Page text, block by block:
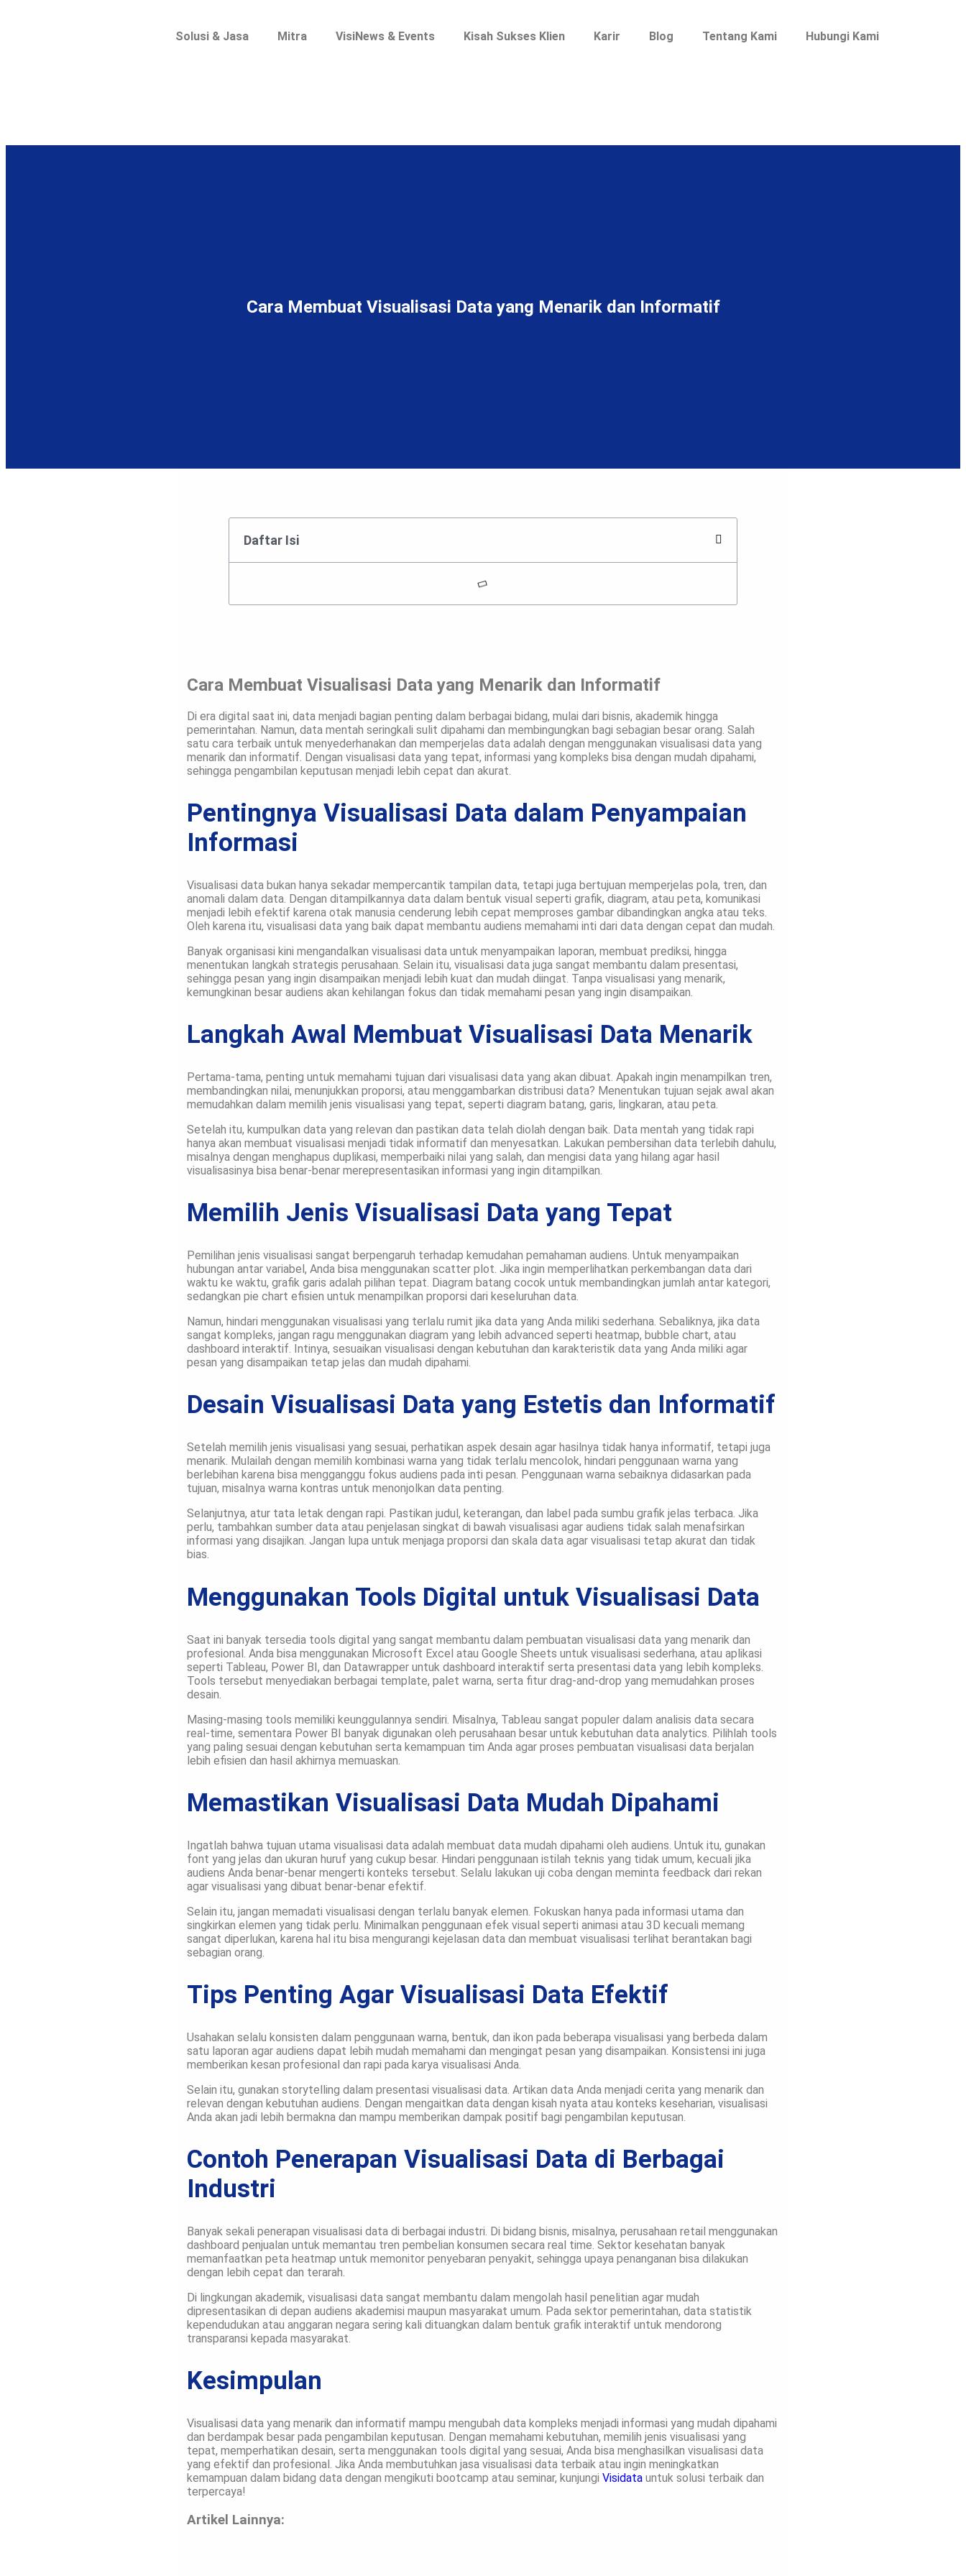
Solusi & Jasa Mitra VisiNews & Events Kisah Sukses Klien Karir Blog Tentang Kami Hubungi Kami
Cara Membuat Visualisasi Data yang Menarik dan Informatif
Daftar Isi
Cara Membuat Visualisasi Data yang Menarik dan Informatif
Di era digital saat ini, data menjadi bagian penting dalam berbagai bidang, mulai dari bisnis, akademik hingga
pemerintahan. Namun, data mentah seringkali sulit dipahami dan membingungkan bagi sebagian besar orang. Salah
satu cara terbaik untuk menyederhanakan dan memperjelas data adalah dengan menggunakan visualisasi data yang
menarik dan informatif. Dengan visualisasi data yang tepat, informasi yang kompleks bisa dengan mudah dipahami,
sehingga pengambilan keputusan menjadi lebih cepat dan akurat.
Pentingnya Visualisasi Data dalam Penyampaian
Informasi
Visualisasi data bukan hanya sekadar mempercantik tampilan data, tetapi juga bertujuan memperjelas pola, tren, dan
anomali dalam data. Dengan ditampilkannya data dalam bentuk visual seperti grafik, diagram, atau peta, komunikasi
menjadi lebih efektif karena otak manusia cenderung lebih cepat memproses gambar dibandingkan angka atau teks.
Oleh karena itu, visualisasi data yang baik dapat membantu audiens memahami inti dari data dengan cepat dan mudah.
Banyak organisasi kini mengandalkan visualisasi data untuk menyampaikan laporan, membuat prediksi, hingga
menentukan langkah strategis perusahaan. Selain itu, visualisasi data juga sangat membantu dalam presentasi,
sehingga pesan yang ingin disampaikan menjadi lebih kuat dan mudah diingat. Tanpa visualisasi yang menarik,
kemungkinan besar audiens akan kehilangan fokus dan tidak memahami pesan yang ingin disampaikan.
Langkah Awal Membuat Visualisasi Data Menarik
Pertama-tama, penting untuk memahami tujuan dari visualisasi data yang akan dibuat. Apakah ingin menampilkan tren,
membandingkan nilai, menunjukkan proporsi, atau menggambarkan distribusi data? Menentukan tujuan sejak awal akan
memudahkan dalam memilih jenis visualisasi yang tepat, seperti diagram batang, garis, lingkaran, atau peta.
Setelah itu, kumpulkan data yang relevan dan pastikan data telah diolah dengan baik. Data mentah yang tidak rapi
hanya akan membuat visualisasi menjadi tidak informatif dan menyesatkan. Lakukan pembersihan data terlebih dahulu,
misalnya dengan menghapus duplikasi, memperbaiki nilai yang salah, dan mengisi data yang hilang agar hasil
visualisasinya bisa benar-benar merepresentasikan informasi yang ingin ditampilkan.
Memilih Jenis Visualisasi Data yang Tepat
Pemilihan jenis visualisasi sangat berpengaruh terhadap kemudahan pemahaman audiens. Untuk menyampaikan
hubungan antar variabel, Anda bisa menggunakan scatter plot. Jika ingin memperlihatkan perkembangan data dari
waktu ke waktu, grafik garis adalah pilihan tepat. Diagram batang cocok untuk membandingkan jumlah antar kategori,
sedangkan pie chart efisien untuk menampilkan proporsi dari keseluruhan data.
Namun, hindari menggunakan visualisasi yang terlalu rumit jika data yang Anda miliki sederhana. Sebaliknya, jika data
sangat kompleks, jangan ragu menggunakan diagram yang lebih advanced seperti heatmap, bubble chart, atau
dashboard interaktif. Intinya, sesuaikan visualisasi dengan kebutuhan dan karakteristik data yang Anda miliki agar
pesan yang disampaikan tetap jelas dan mudah dipahami.
Desain Visualisasi Data yang Estetis dan Informatif
Setelah memilih jenis visualisasi yang sesuai, perhatikan aspek desain agar hasilnya tidak hanya informatif, tetapi juga
menarik. Mulailah dengan memilih kombinasi warna yang tidak terlalu mencolok, hindari penggunaan warna yang
berlebihan karena bisa mengganggu fokus audiens pada inti pesan. Penggunaan warna sebaiknya didasarkan pada
tujuan, misalnya warna kontras untuk menonjolkan data penting.
Selanjutnya, atur tata letak dengan rapi. Pastikan judul, keterangan, dan label pada sumbu grafik jelas terbaca. Jika
perlu, tambahkan sumber data atau penjelasan singkat di bawah visualisasi agar audiens tidak salah menafsirkan
informasi yang disajikan. Jangan lupa untuk menjaga proporsi dan skala data agar visualisasi tetap akurat dan tidak
bias.
Menggunakan Tools Digital untuk Visualisasi Data
Saat ini banyak tersedia tools digital yang sangat membantu dalam pembuatan visualisasi data yang menarik dan
profesional. Anda bisa menggunakan Microsoft Excel atau Google Sheets untuk visualisasi sederhana, atau aplikasi
seperti Tableau, Power BI, dan Datawrapper untuk dashboard interaktif serta presentasi data yang lebih kompleks.
Tools tersebut menyediakan berbagai template, palet warna, serta fitur drag-and-drop yang memudahkan proses
desain.
Masing-masing tools memiliki keunggulannya sendiri. Misalnya, Tableau sangat populer dalam analisis data secara
real-time, sementara Power BI banyak digunakan oleh perusahaan besar untuk kebutuhan data analytics. Pilihlah tools
yang paling sesuai dengan kebutuhan serta kemampuan tim Anda agar proses pembuatan visualisasi data berjalan
lebih efisien dan hasil akhirnya memuaskan.
Memastikan Visualisasi Data Mudah Dipahami
Ingatlah bahwa tujuan utama visualisasi data adalah membuat data mudah dipahami oleh audiens. Untuk itu, gunakan
font yang jelas dan ukuran huruf yang cukup besar. Hindari penggunaan istilah teknis yang tidak umum, kecuali jika
audiens Anda benar-benar mengerti konteks tersebut. Selalu lakukan uji coba dengan meminta feedback dari rekan
agar visualisasi yang dibuat benar-benar efektif.
Selain itu, jangan memadati visualisasi dengan terlalu banyak elemen. Fokuskan hanya pada informasi utama dan
singkirkan elemen yang tidak perlu. Minimalkan penggunaan efek visual seperti animasi atau 3D kecuali memang
sangat diperlukan, karena hal itu bisa mengurangi kejelasan data dan membuat visualisasi terlihat berantakan bagi
sebagian orang.
Tips Penting Agar Visualisasi Data Efektif
Usahakan selalu konsisten dalam penggunaan warna, bentuk, dan ikon pada beberapa visualisasi yang berbeda dalam
satu laporan agar audiens dapat lebih mudah memahami dan mengingat pesan yang disampaikan. Konsistensi ini juga
memberikan kesan profesional dan rapi pada karya visualisasi Anda.
Selain itu, gunakan storytelling dalam presentasi visualisasi data. Artikan data Anda menjadi cerita yang menarik dan
relevan dengan kebutuhan audiens. Dengan mengaitkan data dengan kisah nyata atau konteks keseharian, visualisasi
Anda akan jadi lebih bermakna dan mampu memberikan dampak positif bagi pengambilan keputusan.
Contoh Penerapan Visualisasi Data di Berbagai
Industri
Banyak sekali penerapan visualisasi data di berbagai industri. Di bidang bisnis, misalnya, perusahaan retail menggunakan
dashboard penjualan untuk memantau tren pembelian konsumen secara real time. Sektor kesehatan banyak
memanfaatkan peta heatmap untuk memonitor penyebaran penyakit, sehingga upaya penanganan bisa dilakukan
dengan lebih cepat dan terarah.
Di lingkungan akademik, visualisasi data sangat membantu dalam mengolah hasil penelitian agar mudah
dipresentasikan di depan audiens akademisi maupun masyarakat umum. Pada sektor pemerintahan, data statistik
kependudukan atau anggaran negara sering kali dituangkan dalam bentuk grafik interaktif untuk mendorong
transparansi kepada masyarakat.
Kesimpulan
Visualisasi data yang menarik dan informatif mampu mengubah data kompleks menjadi informasi yang mudah dipahami
dan berdampak besar pada pengambilan keputusan. Dengan memahami kebutuhan, memilih jenis visualisasi yang
tepat, memperhatikan desain, serta menggunakan tools digital yang sesuai, Anda bisa menghasilkan visualisasi data
yang efektif dan profesional. Jika Anda membutuhkan jasa visualisasi data terbaik atau ingin meningkatkan
kemampuan dalam bidang data dengan mengikuti bootcamp atau seminar, kunjungiVisidata untuk solusi terbaik dan
terpercaya!
Artikel Lainnya: